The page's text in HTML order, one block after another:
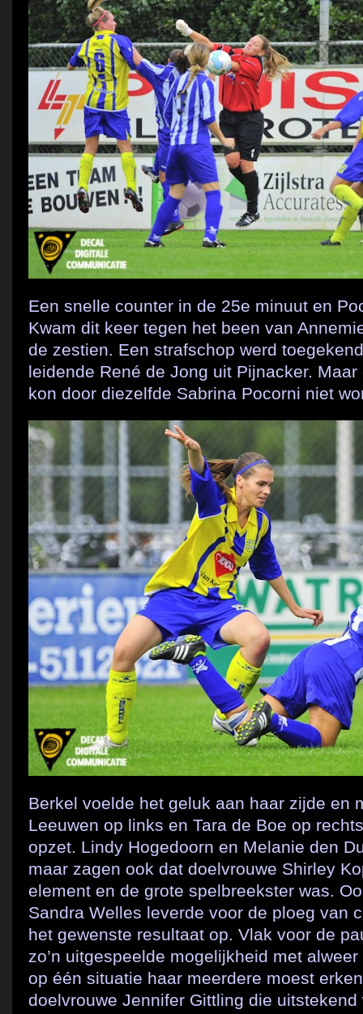
Een snelle counter in de 25e minuut en
Kwam dit keer tegen het been van
de zestien. Een strafschop werd
leidende René de Jong uit Pijnacker.
kon door diezelfde Sabrina Pocorni niet
Berkel voelde het geluk aan haar zijde en
Leeuwen op links en Tara de Boe op
opzet. Lindy Hogedoorn en Melanie den
maar zagen ook dat doelvrouwe Shirley
element en de grote spelbreekster was.
Sandra Welles leverde voor de ploeg van
het gewenste resultaat op. Vlak voor de
zo’n uitgespeelde mogelijkheid met
op één situatie haar meerdere moest
doelvrouwe Jennifer Gittling die